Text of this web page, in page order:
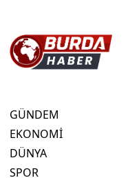
GÜNDEM
EKONOMİ
DÜNYA
SPOR